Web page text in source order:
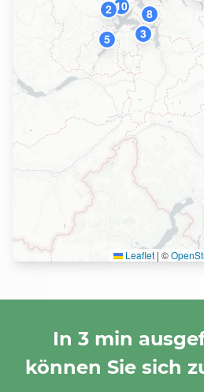
2
3
5
8
10
Leaflet | ©
In 3 min
können Sie sich